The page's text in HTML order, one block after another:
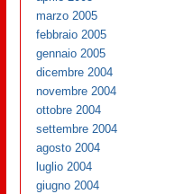
marzo 2005
febbraio 2005
gennaio 2005
dicembre 2004
novembre 2004
ottobre 2004
settembre 2004
agosto 2004
luglio 2004
giugno 2004